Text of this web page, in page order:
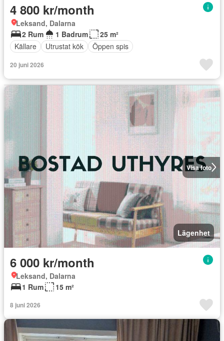
4 800 kr/month
Leksand, Dalarna
2 Rum
1 Badrum
25 m²
Källare
Utrustat kök Öppen spis
20 juni 2026
Visa foto
Lägenhet
6 000 kr/month
Leksand, Dalarna
1 Rum
15 m²
8 juni 2026